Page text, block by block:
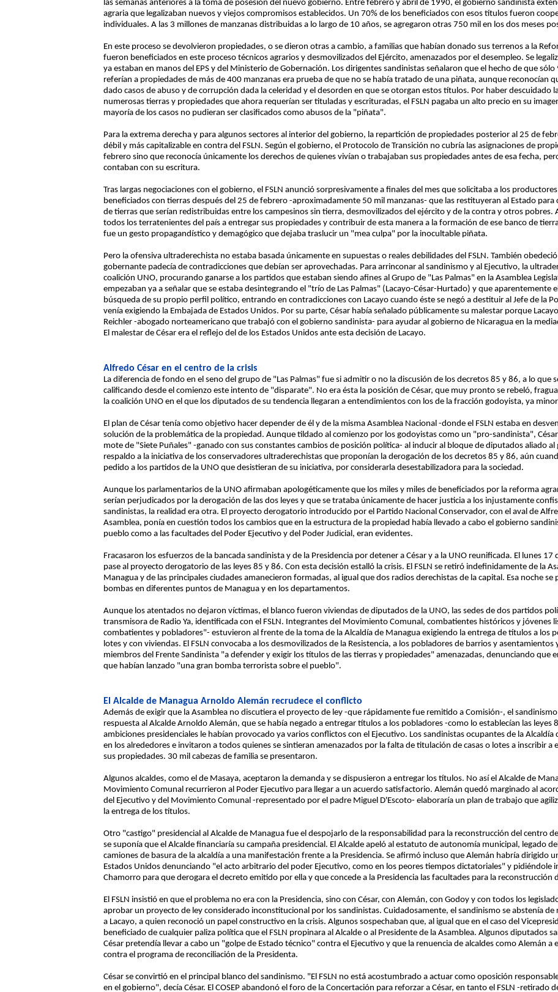
las semanas anteriores a la toma de posesión del nuevo gobierno. Entre febrero y abril de 1990, el gobierno sandinista
agraria que legalizaban nuevos y viejos compromisos establecidos. Un 70% de los beneficiados con esos títulos fueron
individuales. A las 3 millones de manzanas distribuidas a lo largo de 10 años, se agregaron otras 750 mil en los dos meses
En este proceso se devolvieron propiedades, o se dieron otras a cambio, a familias que habían donado sus terrenos a la
fueron beneficiados en este proceso técnicos agrarios y desmovilizados del Ejército, amenazados por el desempleo. Se
ya estaban en manos del EPS y del Ministerio de Gobernación. Los dirigentes sandinistas señalaron que el hecho de que
referían a propiedades de más de 400 manzanas era prueba de que no se había tratado de una piñata, aunque reconocían
dado casos de abuso y de corrupción dada la celeridad y el desorden en que se otorgan estos títulos. Por haber descuidado
numerosas tierras y propiedades que ahora requerían ser tituladas y escrituradas, el FSLN pagaba un alto precio en su
mayoría de los casos no pudieran ser clasificados como abusos de la "piñata".
Para la extrema derecha y para algunos sectores al interior del gobierno, la repartición de propiedades posterior al 25 de
débil y más capitalizable en contra del FSLN. Según el gobierno, el Protocolo de Transición no cubría las asignaciones de
febrero sino que reconocía únicamente los derechos de quienes vivían o trabajaban sus propiedades antes de esa fecha,
contaban con su escritura.
Tras largas negociaciones con el gobierno, el FSLN anunció sorpresivamente a finales del mes que solicitaba a los
beneficiados con tierras después del 25 de febrero -aproximadamente 50 mil manzanas- que las restituyeran al Estado
de tierras que serían redistribuidas entre los campesinos sin tierra, desmovilizados del ejército y de la contra y otros pobres.
todos los terratenientes del país a entregar sus propiedades y contribuir de esta manera a la formación de ese banco de
fue un gesto propagandístico y demagógico que dejaba traslucir un "mea culpa" por la inocultable piñata.
Pero la ofensiva ultraderechista no estaba basada únicamente en supuestas o reales debilidades del FSLN. También
gobernante padecía de contradicciones que debían ser aprovechadas. Para arrinconar al sandinismo y al Ejecutivo, la
coalición UNO, procurando ganarse a los partidos que estaban siendo afines al Grupo de "Las Palmas" en la Asamblea
empezaban ya a señalar que se estaba desintegrando el "trío de Las Palmas" (Lacayo-César-Hurtado) y que aparentemente
búsqueda de su propio perfil político, entrando en contradicciones con Lacayo cuando éste se negó a destituir al Jefe de la
venía exigiendo la Embajada de Estados Unidos. Por su parte, César había señalado públicamente su malestar porque
Reichler -abogado norteamericano que trabajó con el gobierno sandinista- para ayudar al gobierno de Nicaragua en la
El malestar de César era el reflejo del de los Estados Unidos ante esta decisión de Lacayo.
Alfredo César en el centro de la crisis
La diferencia de fondo en el seno del grupo de "Las Palmas" fue si admitir o no la discusión de los decretos 85 y 86, a lo que
calificando desde el comienzo este intento de "disparate". No era ésta la posición de César, que muy pronto se rebeló,
la coalición UNO en el que los diputados de su tendencia llegaran a entendimientos con los de la fracción godoyista, ya
El plan de César tenía como objetivo hacer depender de él y de la misma Asamblea Nacional -donde el FSLN estaba en
solución de la problemática de la propiedad. Aunque tildado al comienzo por los godoyistas como un "pro-sandinista",
mote de "Siete Puñales" -ganado con sus constantes cambios de posición política- al inducir al bloque de diputados aliado al
respaldo a la iniciativa de los conservadores ultraderechistas que proponían la derogación de los decretos 85 y 86, aún
pedido a los partidos de la UNO que desistieran de su iniciativa, por considerarla desestabilizadora para la sociedad.
Aunque los parlamentarios de la UNO afirmaban apologéticamente que los miles y miles de beneficiados por la reforma
serían perjudicados por la derogación de las dos leyes y que se trataba únicamente de hacer justicia a los injustamente
sandinistas, la realidad era otra. El proyecto derogatorio introducido por el Partido Nacional Conservador, con el aval de
Asamblea, ponía en cuestión todos los cambios que en la estructura de la propiedad había llevado a cabo el gobierno
pueblo como a las facultades del Poder Ejecutivo y del Poder Judicial, eran evidentes.
Fracasaron los esfuerzos de la bancada sandinista y de la Presidencia por detener a César y a la UNO reunificada. El lunes
pase al proyecto derogatorio de las leyes 85 y 86. Con esta decisión estalló la crisis. El FSLN se retiró indefinidamente de la
Managua y de las principales ciudades amanecieron formadas, al igual que dos radios derechistas de la capital. Esa noche
bombas en diferentes puntos de Managua y en los departamentos.
Aunque los atentados no dejaron víctimas, el blanco fueron viviendas de diputados de la UNO, las sedes de dos partidos
transmisora de Radio Ya, identificada con el FSLN. Integrantes del Movimiento Comunal, combatientes históricos y jóvenes
combatientes y pobladores"- estuvieron al frente de la toma de la Alcaldía de Managua exigiendo la entrega de títulos a los
lotes y con viviendas. El FSLN convocaba a los desmovilizados de la Resistencia, a los pobladores de barrios y
miembros del Frente Sandinista "a defender y exigir los títulos de las tierras y propiedades" amenazadas, denunciando que
que habían lanzado "una gran bomba terrorista sobre el pueblo".
El Alcalde de Managua Arnoldo Alemán recrudece el conflicto
Además de exigir que la Asamblea no discutiera el proyecto de ley -que rápidamente fue remitido a Comisión-, el
respuesta al Alcalde Arnoldo Alemán, que se había negado a entregar títulos a los pobladores -como lo establecían las leyes
ambiciones presidenciales le habían provocado ya varios conflictos con el Ejecutivo. Los sandinistas ocupantes de la
en los alrededores e invitaron a todos quienes se sintieran amenazados por la falta de titulación de casas o lotes a inscribir a
sus propiedades. 30 mil cabezas de familia se presentaron.
Algunos alcaldes, como el de Masaya, aceptaron la demanda y se dispusieron a entregar los títulos. No así el Alcalde de
Movimiento Comunal recurrieron al Poder Ejecutivo para llegar a un acuerdo satisfactorio. Alemán quedó marginado al
del Ejecutivo y del Movimiento Comunal -representado por el padre Miguel D'Escoto- elaboraría un plan de trabajo que
la entrega de los títulos.
Otro "castigo" presidencial al Alcalde de Managua fue el despojarlo de la responsabilidad para la reconstrucción del centro
se suponía que el Alcalde financiaría su campaña presidencial. El Alcalde apeló al estatuto de autonomía municipal, legado
camiones de basura de la alcaldía a una manifestación frente a la Presidencia. Se afirmó incluso que Alemán habría dirigido
Estados Unidos denunciando "el acto arbitrario del poder Ejecutivo, como en los peores tiempos dictatoriales" y pidiéndole
Chamorro para que derogara el decreto emitido por ella y que concede a la Presidencia las facultades para la reconstrucción
El FSLN insistió en que el problema no era con la Presidencia, sino con César, con Alemán, con Godoy y con todos los
aprobar un proyecto de ley considerado inconstitucional por los sandinistas. Cuidadosamente, el sandinismo se abstenía de
a Lacayo, a quien reconoció un papel constructivo en la crisis. Algunos sospechaban que, al igual que en el caso del
beneficiado de cualquier paliza política que el FSLN propinara al Alcalde o al Presidente de la Asamblea. Algunos diputados
César pretendía llevar a cabo un "golpe de Estado técnico" contra el Ejecutivo y que la renuencia de alcaldes como Alemán
contra el programa de reconciliación de la Presidenta.
César se convirtió en el principal blanco del sandinismo. "El FSLN no está acostumbrado a actuar como oposición
en el gobierno", decía César. El COSEP abandonó el foro de la Concertación para reforzar a César, en tanto el FSLN -retirado